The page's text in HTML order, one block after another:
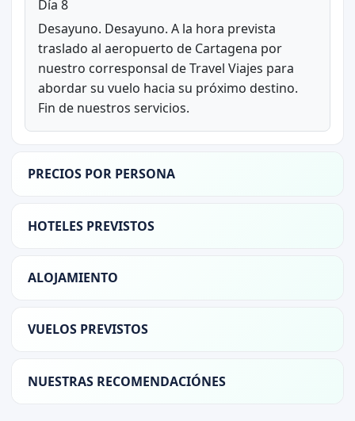
Día 8
Desayuno. Desayuno. A la hora prevista
traslado al aeropuerto de Cartagena por
nuestro corresponsal de Travel Viajes para
abordar su vuelo hacia su próximo destino.
Fin de nuestros servicios.
PRECIOS POR PERSONA
HOTELES PREVISTOS
ALOJAMIENTO
VUELOS PREVISTOS
NUESTRAS RECOMENDACIÓNES